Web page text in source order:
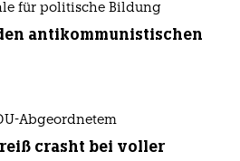
für politische Bildung
antikommunistischen
Abgeordnetem
crasht bei voller